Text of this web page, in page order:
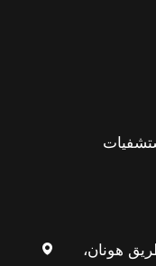
101، رقم 2، الشارع 2655 طريق هونان،